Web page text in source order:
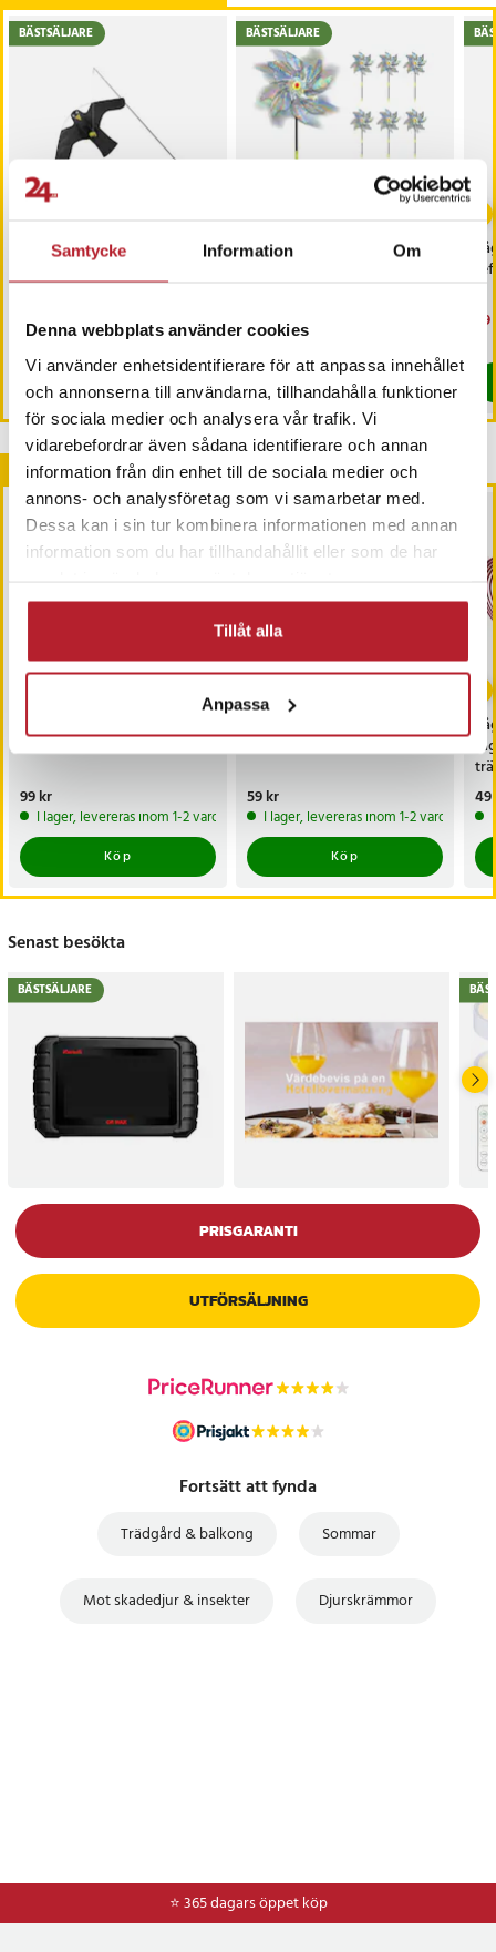
Samtycke Information Om
Denna webbplats använder cookies
Vi använder enhetsidentifierare för att anpassa innehållet
och annonserna till användarna, tillhandahålla funktioner
för sociala medier och analysera vår trafik. Vi
vidarebefordrar även sådana identifierare och annan
information från din enhet till de sociala medier och
annons- och analysföretag som vi samarbetar med.
Dessa kan i sin tur kombinera informationen med annan
information som du har tillhandahållit eller som de har
Tillåt alla
Anpassa
BÄSTSÄLJARE
Fågelskrämma - stor
Nuvarande pris:
229 krTidigare pris:549 kr
229 kr 549 kr
I lager, levereras inom 1-2 vardagar
BÄSTSÄLJARE
Fågelskrämma Snurra 10-
Pris:199 kr
199 kr
I lager, levereras inom 1-2 vardagar
Köp
Andra köpte också
Reflekterande snurra
Pris:
99 kr
I lager, levereras inom 1-2 vardagar
Köp
Uggla med bjällror
Pris:
59 kr
I lager, levereras inom 1-2 vardagar
Köp
49
Senast besökta
BÄSTSÄLJARE
PRISGARANTI
UTFÖRSÄLJNING
Fortsätt att fynda
Trädgård & balkong Sommar
Mot skadedjur & insekter Djurskrämmor
⭐ 365 dagars öppet köp
⭐Frakt 49kr *